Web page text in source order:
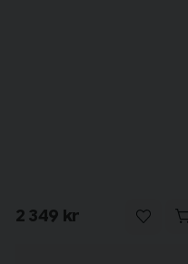
2 349 kr